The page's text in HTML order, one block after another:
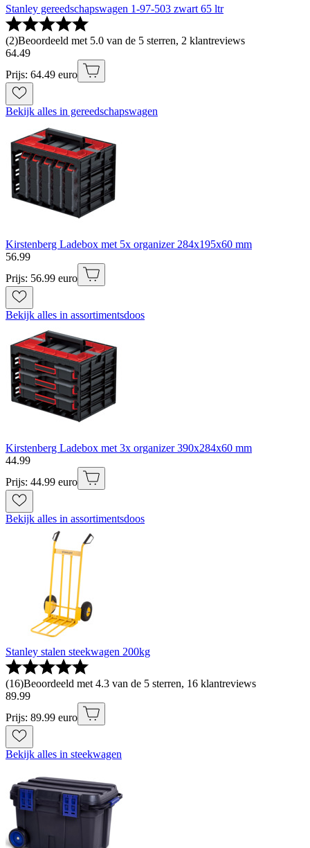
Stanley gereedschapswagen 1-97-503 zwart 65 ltr
(2)Beoordeeld met 5.0 van de 5 sterren, 2 klantreviews
64.49
Prijs: 64.49 euro
Bekijk alles in gereedschapswagen
Kirstenberg Ladebox met 5x organizer 284x195x60 mm
56.99
Prijs: 56.99 euro
Bekijk alles in assortimentsdoos
Kirstenberg Ladebox met 3x organizer 390x284x60 mm
44.99
Prijs: 44.99 euro
Bekijk alles in assortimentsdoos
Stanley stalen steekwagen 200kg
(16)Beoordeeld met 4.3 van de 5 sterren, 16 klantreviews
89.99
Prijs: 89.99 euro
Bekijk alles in steekwagen